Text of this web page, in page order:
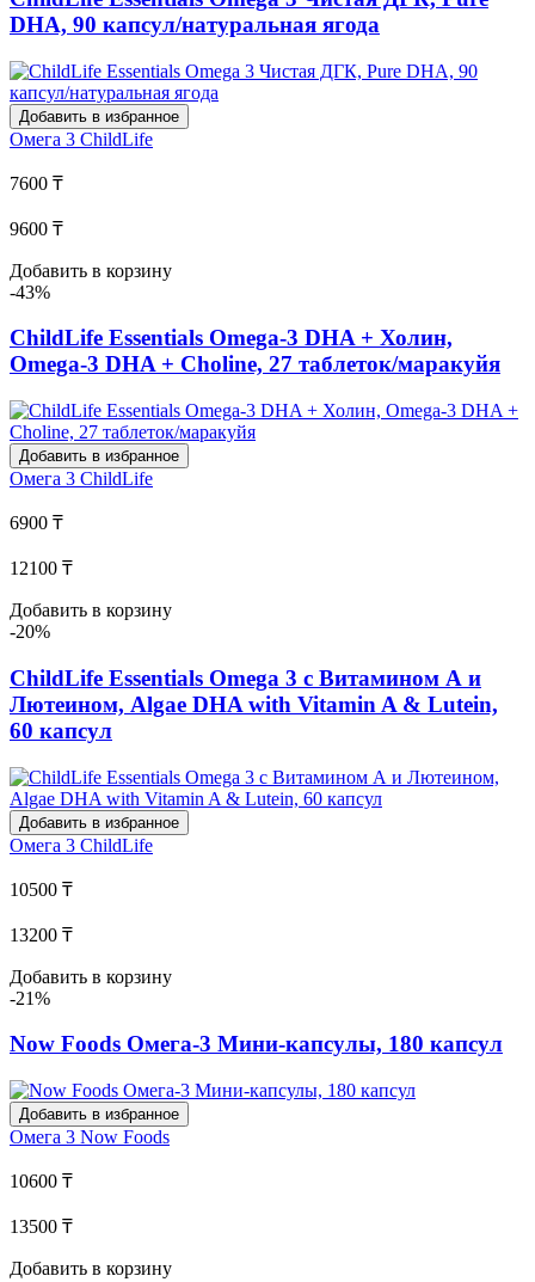
DHA, 90 капсул/натуральная ягода
Добавить в избранное
Омега 3 ChildLife
7600 ₸
9600 ₸
Добавить в корзину
-43%
ChildLife Essentials Omega-3 DHA + Холин,
Omega-3 DHA + Choline, 27 таблеток/маракуйя
Добавить в избранное
Омега 3 ChildLife
6900 ₸
12100 ₸
Добавить в корзину
-20%
ChildLife Essentials Omega 3 с Витамином А и
Лютеином, Algae DHA with Vitamin A & Lutein,
60 капсул
Добавить в избранное
Омега 3 ChildLife
10500 ₸
13200 ₸
Добавить в корзину
-21%
Now Foods Омега-3 Мини-капсулы, 180 капсул
Добавить в избранное
Омега 3 Now Foods
10600 ₸
13500 ₸
Добавить в корзину